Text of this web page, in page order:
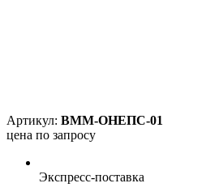
Артикул: ВММ-ОНЕПС-01
цена по запросу
Экспресс-поставка